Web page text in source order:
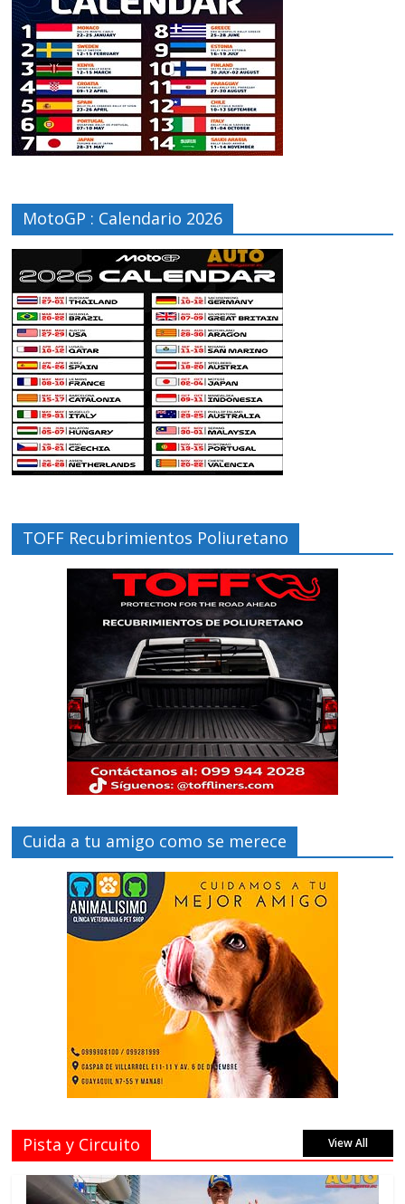
MotoGP : Calendario 2026
TOFF Recubrimientos Poliuretano
Cuida a tu amigo como se merece
Pista y Circuito View All